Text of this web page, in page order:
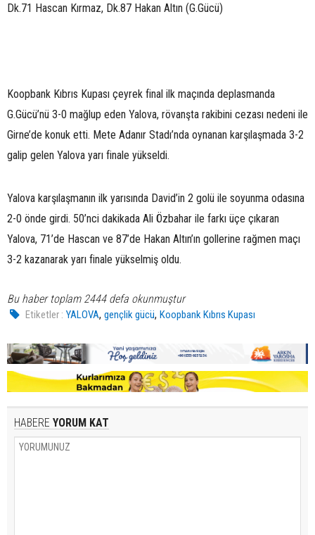
Dk.71 Hascan Kırmaz, Dk.87 Hakan Altın (G.Gücü)
Koopbank Kıbrıs Kupası çeyrek final ilk maçında deplasmanda
G.Gücü’nü 3-0 mağlup eden Yalova, rövanşta rakibini cezası nedeni ile
Girne’de konuk etti. Mete Adanır Stadı’nda oynanan karşılaşmada 3-2
galip gelen Yalova yarı finale yükseldi.
Yalova karşılaşmanın ilk yarısında David’in 2 golü ile soyunma odasına
2-0 önde girdi. 50’nci dakikada Ali Özbahar ile farkı üçe çıkaran
Yalova, 71’de Hascan ve 87’de Hakan Altın’ın gollerine rağmen maçı
3-2 kazanarak yarı finale yükselmiş oldu.
Bu haber toplam 2444 defa okunmuştur
Etiketler : YALOVA,gençlik gücü,Koopbank Kıbrıs Kupası
HABERE YORUM KAT